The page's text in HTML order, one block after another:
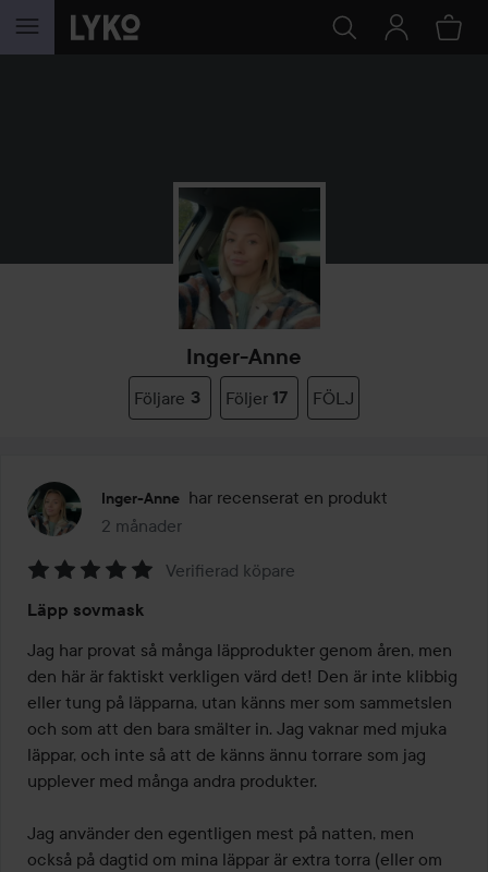
HOPPA TILL INNEHÅLLET
Inger-Anne
Följare 3 Följer 17 FÖLJ
Inger-Anne har recenserat en produkt
2 månader
Inlägget skapades 2 månader
5
av
5
Verifierad köpare
Läpp sovmask
Jag har provat så många läpprodukter genom åren, men
den här är faktiskt verkligen värd det! Den är inte klibbig
eller tung på läpparna, utan känns mer som sammetslen
och som att den bara smälter in. Jag vaknar med mjuka
läppar, och inte så att de känns ännu torrare som jag
upplever med många andra produkter.
Jag använder den egentligen mest på natten, men
också på dagtid om mina läppar är extra torra (eller om